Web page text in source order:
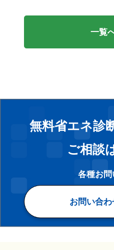
一覧
無料省エネ診
ご相談
各種お
お問い合